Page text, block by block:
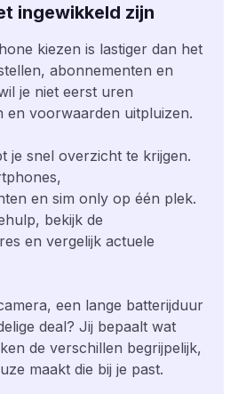
ingewikkeld zijn
kiezen is lastiger dan het
abonnementen en
je niet eerst uren
en voorwaarden uitpluizen.
je snel overzicht te krijgen.
en sim only op één plek.
bekijk de
en vergelijk actuele
een lange batterijduur
deal? Jij bepaalt wat
de verschillen begrijpelijk,
maakt die bij je past.